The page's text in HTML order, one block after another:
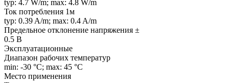
typ: 4.7 W/m; max: 4.8 W/m
Ток потребления 1м
typ: 0.39 A/m; max: 0.4 A/m
Предельное отклонение напряжения ±
0.5 В
Эксплуатационные
Диапазон рабочих температур
min: -30 °C; max: 45 °C
Место применения